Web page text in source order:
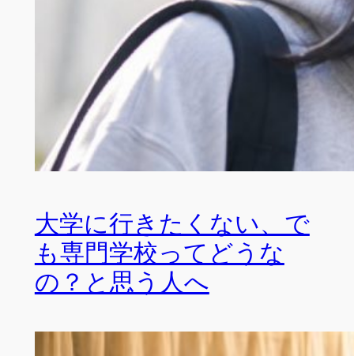
大学に行きたくない、で
も専門学校ってどうな
の？と思う人へ